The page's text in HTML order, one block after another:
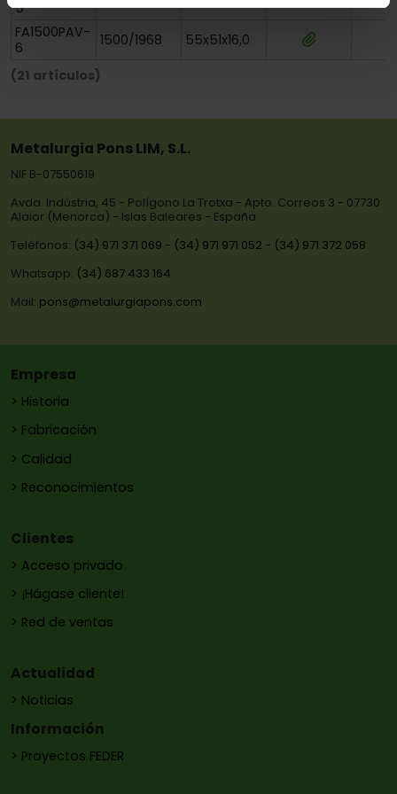
5
FA1500PAV-
6
1500/1968
55x51x16,0
(21 artículos)
Metalurgia Pons LIM, S.L.
NIF B-07550619
Avda. Indústria, 45 - Polígono La Trotxa - Apto. Correos 3 - 07730
Alaior (Menorca) - Islas Baleares - España
Teléfonos: (34) 971 371 069 - (34) 971 971 052 - (34) 971 372 058
Whatsapp: (34) 687 433 164
Mail: pons@metalurgiapons.com
Empresa
> Historia
> Fabricación
> Calidad
> Reconocimientos
Clientes
> Acceso privado
> ¡Hágase cliente!
> Red de ventas
Actualidad
> Noticias
Información
> Proyectos FEDER